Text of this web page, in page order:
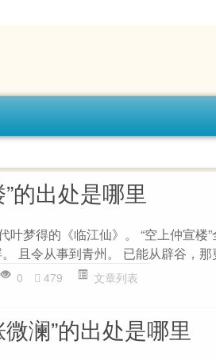
的出处是哪里
叶梦得的《临江仙》。 “空上仲宣
且令从事到青州。 已能从辟谷，那
0 479 文章列表
澜”的出处是哪里